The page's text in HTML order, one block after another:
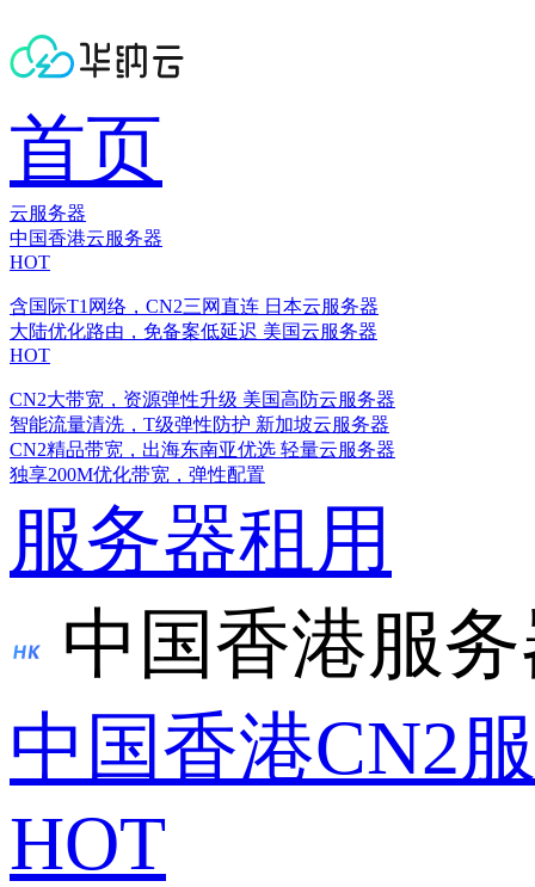
首页
云服务器
中国香港云服务器
HOT
含国际T1网络，CN2三网直连 日本云服务器
大陆优化路由，免备案低延迟 美国云服务器
HOT
CN2大带宽，资源弹性升级 美国高防云服务器
智能流量清洗，T级弹性防护 新加坡云服务器
CN2精品带宽，出海东南亚优选 轻量云服务器
独享200M优化带宽，弹性配置
服务器租用
中国香港服
中国香港CN2
HOT